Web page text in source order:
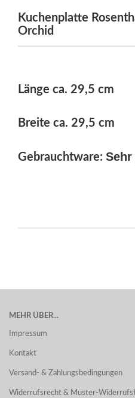
Kuchenplatte
Orchid
Länge ca. 29,5 cm
Breite ca. 29,5 cm
Gebrauchtware: Sehr
MEHR ÜBER...
Impressum
Kontakt
Versand- & Zahlungsbedingungen
Widerrufsrecht & Muster-